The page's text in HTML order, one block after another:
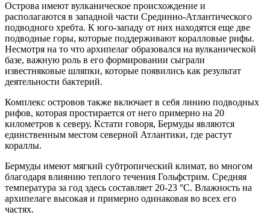
Острова имеют вулканическое происхождение и
располагаются в западной части Срединно-Атлантического
подводного хребта. К юго-западу от них находятся еще две
подводные горы, которые поддерживают коралловые рифы.
Несмотря на то что архипелаг образовался на вулканической
базе, важную роль в его формировании сыграли
известняковые шляпки, которые появились как результат
деятельности бактерий.
Комплекс островов также включает в себя линию подводных
рифов, которая простирается от него примерно на 20
километров к северу. Кстати говоря, Бермуды являются
единственным местом северной Атлантики, где растут
кораллы.
Бермуды имеют мягкий субтропический климат, во многом
благодаря влиянию теплого течения Гольфстрим. Средняя
температура за год здесь составляет 20-23 °С. Влажность на
архипелаге высокая и примерно одинаковая во всех его
частях.